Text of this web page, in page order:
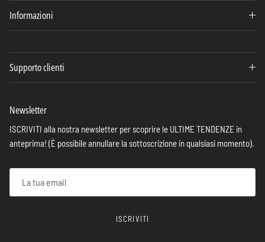
Informazioni
Supporto clienti
Newsletter
ISCRIVITI alla nostra newsletter per scoprire le ULTIME TENDENZE in
anteprima! (È possibile annullare la sottoscrizione in qualsiasi momento).
ISCRIVITI